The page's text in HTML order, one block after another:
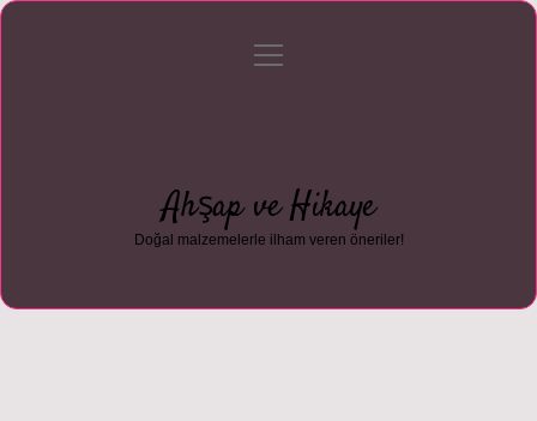
Gizlilik Politikası
menüyü
Ahşap ve Hikaye
Doğal malzemelerle ilham veren öneriler!